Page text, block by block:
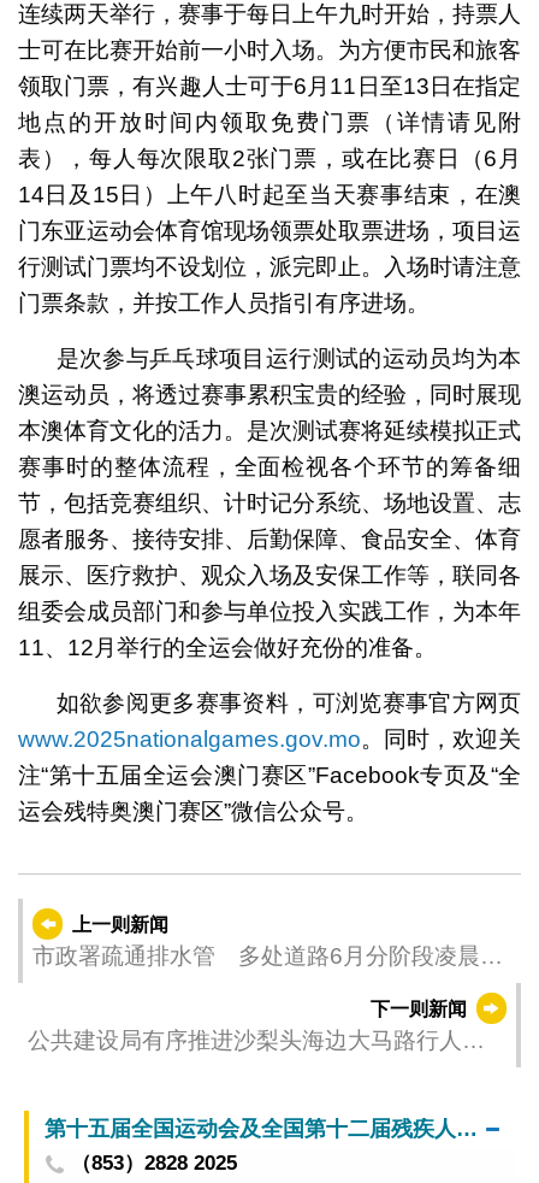
连续两天举行，赛事于每日上午九时开始，持票人
士可在比赛开始前一小时入场。为方便市民和旅客
领取门票，有兴趣人士可于6月11日至13日在指定
地点的开放时间内领取免费门票（详情请见附
表），每人每次限取2张门票，或在比赛日（6月
14日及15日）上午八时起至当天赛事结束，在澳
门东亚运动会体育馆现场领票处取票进场，项目运
行测试门票均不设划位，派完即止。入场时请注意
门票条款，并按工作人员指引有序进场。
是次参与乒乓球项目运行测试的运动员均为本
澳运动员，将透过赛事累积宝贵的经验，同时展现
本澳体育文化的活力。是次测试赛将延续模拟正式
赛事时的整体流程，全面检视各个环节的筹备细
节，包括竞赛组织、计时记分系统、场地设置、志
愿者服务、接待安排、后勤保障、食品安全、体育
展示、医疗救护、观众入场及安保工作等，联同各
组委会成员部门和参与单位投入实践工作，为本年
11、12月举行的全运会做好充份的准备。
如欲参阅更多赛事资料，可浏览赛事官方网页
www.2025nationalgames.gov.mo。同时，欢迎关
注“第十五届全运会澳门赛区”Facebook专页及“全
运会残特奥澳门赛区”微信公众号。
上一则新闻
市政署疏通排水管 多处道路6月分阶段凌晨封
下一则新闻
公共建设局有序推进沙梨头海边大马路行人天
措施
第十五届全国运动会及全国第十二届残疾人运动会暨第九届特殊奥林匹克运动会澳门赛区筹备办公室
（853）2828 2025